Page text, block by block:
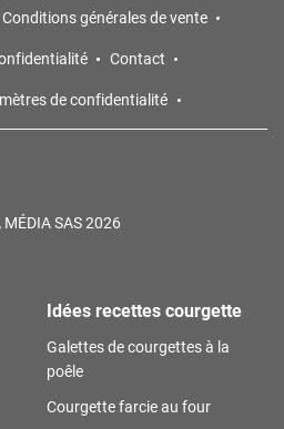
Conditions générales de vente
Contact
de confidentialité
MÉDIA SAS 2026
Idées recettes courgette
Galettes de courgettes à la
poêle
Courgette farcie au four